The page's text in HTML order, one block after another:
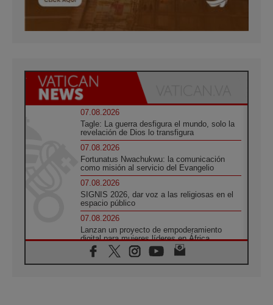
07.08.2026
Tagle: La guerra desfigura el mundo, solo la
revelación de Dios lo transfigura
07.08.2026
Fortunatus Nwachukwu: la comunicación
como misión al servicio del Evangelio
07.08.2026
SIGNIS 2026, dar voz a las religiosas en el
espacio público
07.08.2026
Lanzan un proyecto de empoderamiento
digital para mujeres líderes en África
07.08.2026
Programa oficial del Viaje Apostólico del